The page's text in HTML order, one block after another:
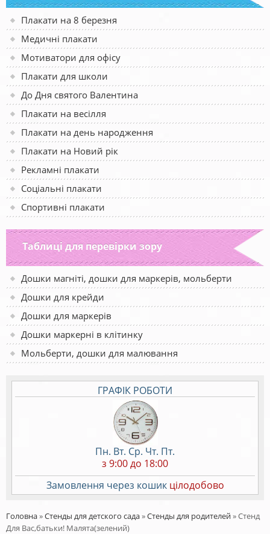
Плакати на 8 березня
Медичні плакати
Мотиватори для офісу
Плакати для школи
До Дня святого Валентина
Плакати на весілля
Плакати на день народження
Плакати на Новий рік
Рекламні плакати
Соціальні плакати
Спортивні плакати
Таблиці для перевірки зору
Дошки магніті, дошки для маркерів, мольберти
Дошки для крейди
Дошки для маркерів
Дошки маркерні в клітинку
Мольберти, дошки для малювання
ГРАФІК РОБОТИ
Пн. Вт. Ср. Чт. Пт.
з 9:00 до 18:00
Замовлення через кошик цілодобово
Головна»Стенды для детского сада»Стенды для родителей»Стенд
Для Вас,батьки! Малята(зелений)